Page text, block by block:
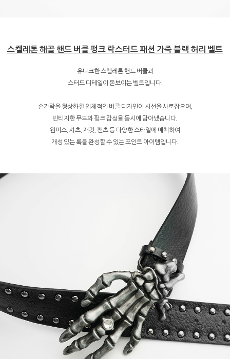
스켈레톤 해골 핸드 버클 펑크 락스터드 패션 가죽 블랙 허리 벨트
유니크한 스켈레톤 핸드 버클과
스터드 디테일이 돋보이는 벨트입니다.
손가락을 형상화한 입체적인 버클 디자인이 시선을 사로잡으며,
빈티지한 무드와 펑크 감성을 동시에 담아냈습니다.
원피스, 셔츠, 재킷, 팬츠 등 다양한 스타일에 매치하여
개성 있는 룩을 완성할 수 있는 포인트 아이템입니다.